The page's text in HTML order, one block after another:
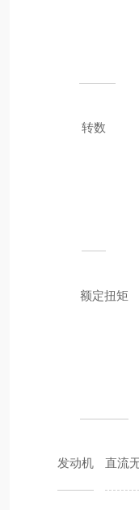
转数
额定扭矩
发动机 直流